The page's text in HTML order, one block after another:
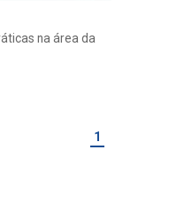
na área da
1